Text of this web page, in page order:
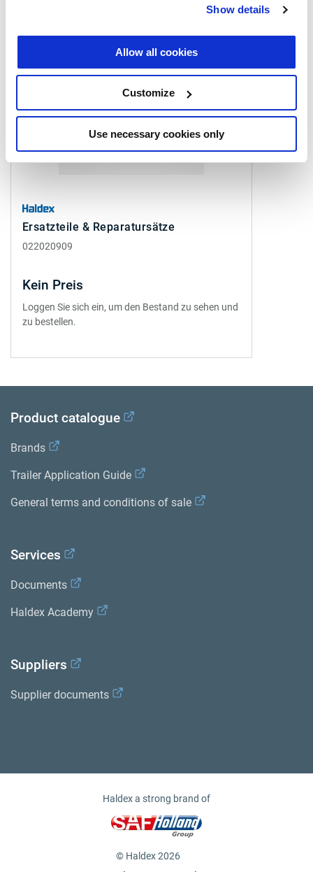
Show details
Allow all cookies
Customize
Use necessary cookies only
Ersatzteile & Reparatursätze
022020909
Kein Preis
Loggen Sie sich ein, um den Bestand zu sehen und
zu bestellen.
Product catalogue
Brands
Trailer Application Guide
General terms and conditions of sale
Services
Documents
Haldex Academy
Suppliers
Supplier documents
Haldex a strong brand of
© Haldex 2026